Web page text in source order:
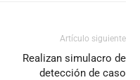
Artículo siguiente
Realizan simulacro de
detección de caso